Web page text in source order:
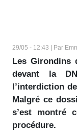
29/05 - 12:43 | Par
Les Girondins
devant la
l’interdiction
Malgré ce
s’est montré
procédure.